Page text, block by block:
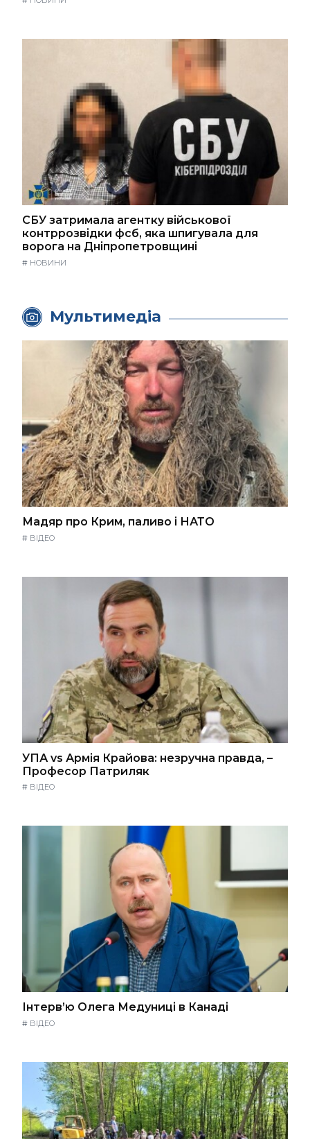
СБУ затримала агентку військової
контррозвідки фсб, яка шпигувала для
ворога на Дніпропетровщині
# НОВИНИ
Мультимедіа
Мадяр про Крим, паливо і НАТО
# ВІДЕО
УПА vs Армія Крайова: незручна правда, –
Професор Патриляк
# ВІДЕО
Інтерв’ю Олега Медуниці в Канаді
# ВІДЕО